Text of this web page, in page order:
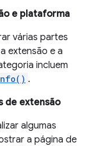
e plataforma
várias partes
extensão e a
incluem
.
de extensão
algumas
a página de